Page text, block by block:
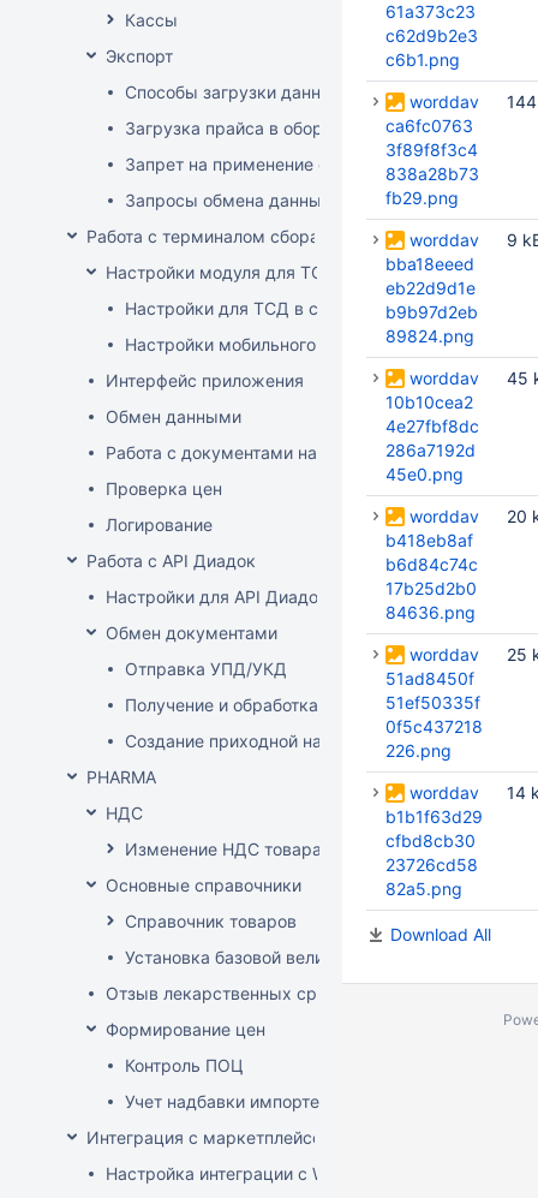
Кассы
Экспорт
Способы загрузки данных в оборудование
Загрузка прайса в оборудование
Запрет на применение скидок
Запросы обмена данными
Работа с терминалом сбора данных (ТСД)
Настройки модуля для ТСД
Настройки для ТСД в системе
Настройки мобильного приложения
Интерфейс приложения
Обмен данными
Работа с документами на ТСД
Проверка цен
Логирование
Работа с API Диадок
Настройки для API Диадок
Обмен документами
Отправка УПД/УКД
Получение и обработка УПД/УКД
Создание приходной накладной на основании
PHARMA
НДС
Изменение НДС товара
Основные справочники
Справочник товаров
Установка базовой величины
Отзыв лекарственных средств из продажи
Формирование цен
Контроль ПОЦ
Учет надбавки импортера в расценке (по
Интеграция с маркетплейсом Wildberries
Настройка интеграции с WB API
61a373c23
c62d9b2e3
c6b1.png
worddav
ca6fc0763
3f89f8f3c4
838a28b73
fb29.png
worddav
bba18eeed
eb22d9d1e
b9b97d2eb
89824.png
9
worddav
10b10cea2
4e27fbf8dc
286a7192d
45e0.png
45
worddav
b418eb8af
b6d84c74c
17b25d2b0
84636.png
20
worddav
51ad8450f
51ef50335f
0f5c437218
226.png
25
worddav
b1b1f63d29
cfbd8cb30
23726cd58
82a5.png
14
Download All